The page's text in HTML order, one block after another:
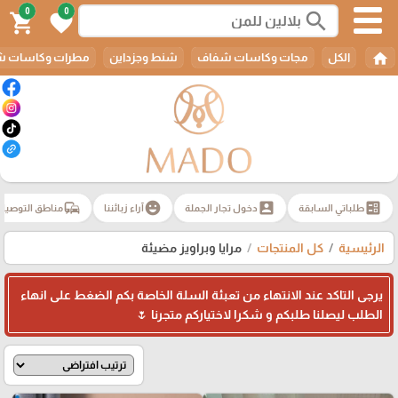
search
0
favorite
0
shopping_cart
home الكل مجات وكاسات شفاف شنط وجزداين مطرات وكاسات
ballotطلباتي السابقة account_box دخول تجار الجملة emoji_emotionsآراء زبائننا commuteمناطق
الرئيسية كل المنتجات مرايا وبراويز مضيئة
يرجى التاكد عند الانتهاء من تعبئة السلة الخاصة بكم الضغط على انهاء
الطلب ليصلنا طلبكم و شكرا لاختياركم متجرنا 🌷